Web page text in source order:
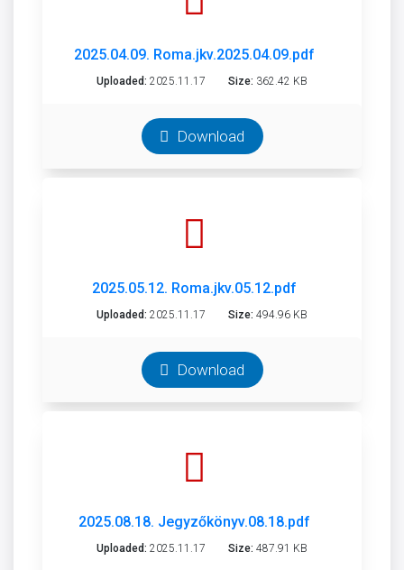
2025.04.09. Roma.jkv.2025.04.09.pdf
Uploaded: 2025.11.17 Size: 362.42 KB
Download
2025.05.12. Roma.jkv.05.12.pdf
Uploaded: 2025.11.17 Size: 494.96 KB
Download
2025.08.18. Jegyzőkönyv.08.18.pdf
Uploaded: 2025.11.17 Size: 487.91 KB